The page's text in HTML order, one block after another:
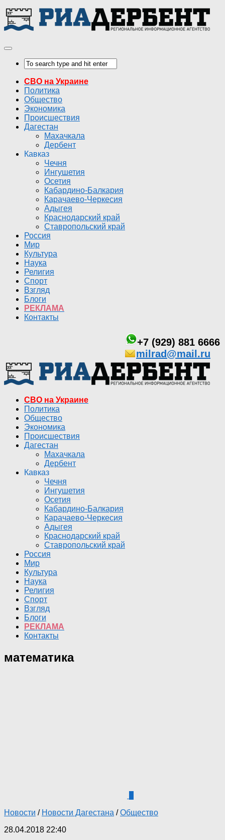
СВО на Украине
Политика
Общество
Экономика
Происшествия
Дагестан
Махачкала
Дербент
Кавказ
Чечня
Ингушетия
Осетия
Кабардино-Балкария
Карачаево-Черкесия
Адыгея
Краснодарский край
Ставропольский край
Россия
Мир
Культура
Наука
Религия
Спорт
Взгляд
Блоги
РЕКЛАМА
Контакты
+7 (929) 881 6666
milrad@mail.ru
СВО на Украине
Политика
Общество
Экономика
Происшествия
Дагестан
Махачкала
Дербент
Кавказ
Чечня
Ингушетия
Осетия
Кабардино-Балкария
Карачаево-Черкесия
Адыгея
Краснодарский край
Ставропольский край
Россия
Мир
Культура
Наука
Религия
Спорт
Взгляд
Блоги
РЕКЛАМА
Контакты
математика
Новости / Новости Дагестана /Общество
28.04.2018 22:40